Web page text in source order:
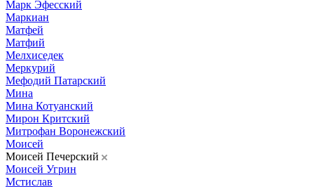
Марк Эфесский
Маркиан
Матфей
Матфий
Мелхиседек
Меркурий
Мефодий Патарский
Мина
Мина Котуанский
Мирон Критский
Митрофан Воронежский
Моисей
Моисей Печерский
Моисей Угрин
Мстислав